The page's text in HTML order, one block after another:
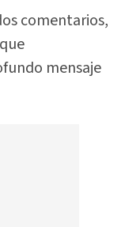
comentarios,
mensaje